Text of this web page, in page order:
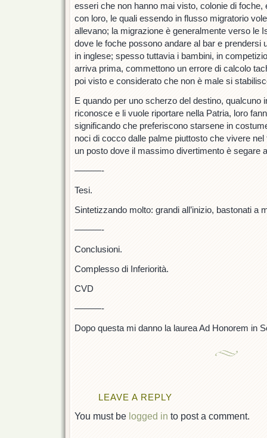
esseri che non hanno mai visto, colonie di foche,
con loro, le quali essendo in flusso migratorio
allevano; la migrazione è generalmente verso le
dove le foche possono andare al bar e prendersi
in inglese; spesso tuttavia i bambini, in
arriva prima, commettono un errore di calcolo
poi visto e considerato che non è male si
E quando per uno scherzo del destino, qualcuno
riconosce e li vuole riportare nella Patria, loro
significando che preferiscono starsene in
noci di cocco dalle palme piuttosto che vivere nel
un posto dove il massimo divertimento è segare
———-
Tesi.
Sintetizzando molto: grandi all’inizio, bastonati a
———-
Conclusioni.
Complesso di Inferiorità.
CVD
———-
Dopo questa mi danno la laurea Ad Honorem in
LEAVE A REPLY
You must be logged in to post a comment.